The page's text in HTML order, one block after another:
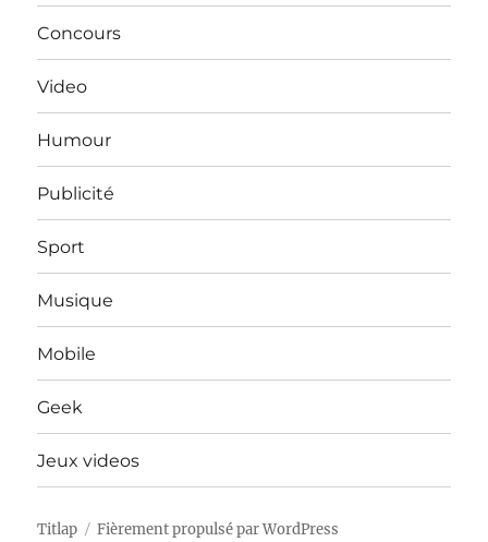
Concours
Video
Humour
Publicité
Sport
Musique
Mobile
Geek
Jeux videos
Titlap Fièrement propulsé par WordPress